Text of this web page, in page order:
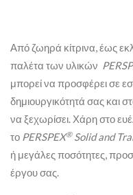
Από ζωηρά κίτρινα, έως
παλέτα των υλικών
μπορεί να προσφέρει σε
δημιουργικότητά σας και
να ξεχωρίσει. Χάρη στο
το PERSPEX®Solid and
ή μεγάλες ποσότητες,
έργου σας.